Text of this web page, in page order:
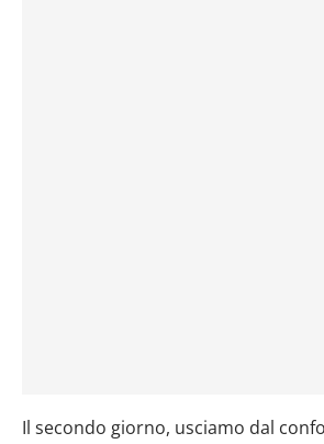
Il secondo giorno, usciamo dal